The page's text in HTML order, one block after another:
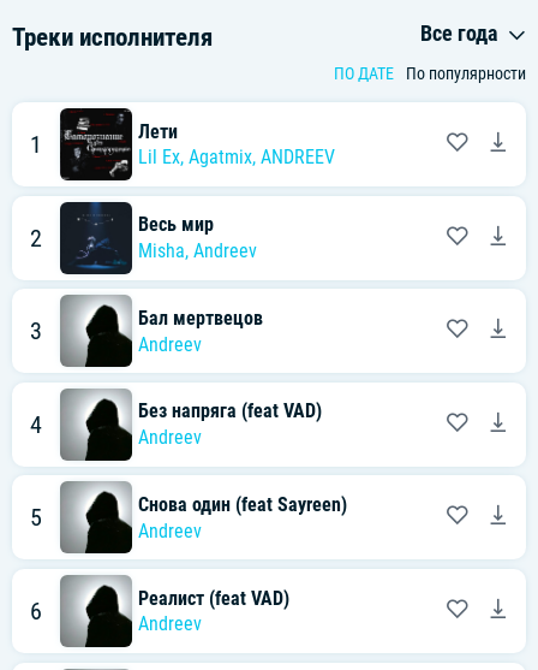
Треки исполнителя Все года
ПО ДАТЕ По популярности
1
Лети
Lil Ex, Agatmix, ANDREEV
2
Весь мир
Misha, Andreev
3
Бал мертвецов
Andreev
4
Без напряга (feat VAD)
Andreev
5
Снова один (feat Sayreen)
Andreev
6
Реалист (feat VAD)
Andreev